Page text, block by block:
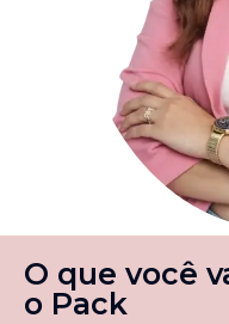
O que você
o Pack